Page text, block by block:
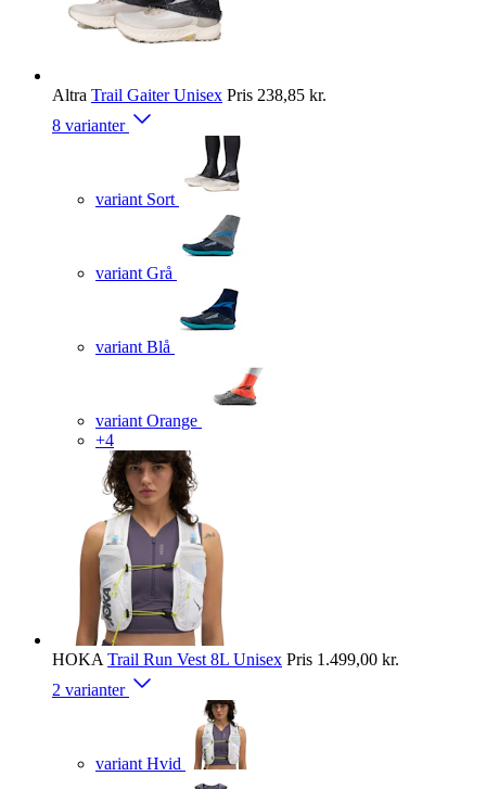
Altra Trail Gaiter Unisex Pris 238,85 kr.
8 varianter
variant Sort
variant Grå
variant Blå
variant Orange
+4
HOKA Trail Run Vest 8L Unisex Pris 1.499,00 kr.
2 varianter
variant Hvid